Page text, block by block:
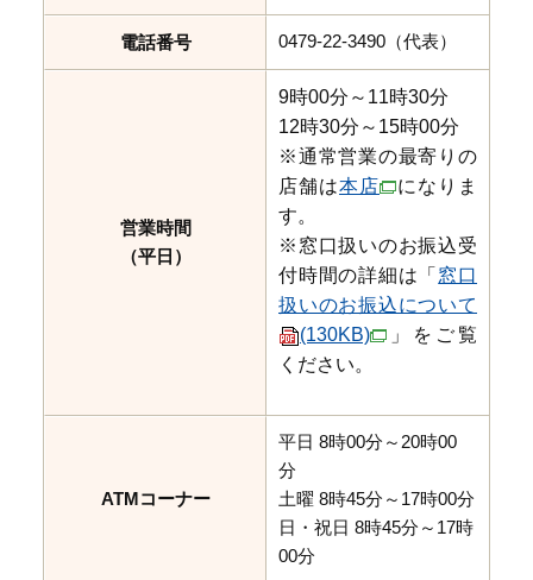
電話番号 0479-22-3490（代表）
営業時間
（平日）
9時00分～11時30分
12時30分～15時00分
※通常営業の最寄りの
店舗は本店
になりま
す。
※窓口扱いのお振込受
付時間の詳細は「 窓口
扱いのお振込について
(130KB)
」をご覧
ください。
ATMコーナー
平日 8時00分～20時00
分
土曜 8時45分～17時00分
日・祝日 8時45分～17時
00分